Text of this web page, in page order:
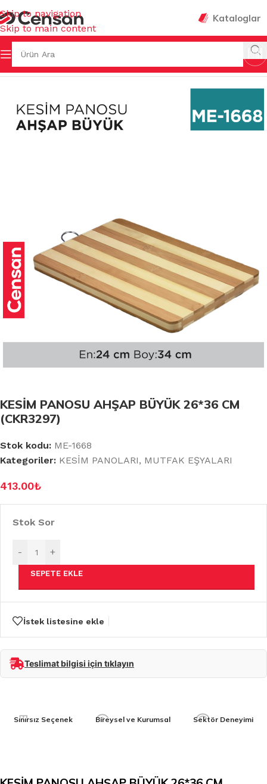
Skip to navigation
Skip to main content
Kataloglar
Ana Sayfa
KESİM PANOSU AHŞAP BÜYÜK 26*36 CM
(CKR3297)
Stok kodu: ME-1668
Kategoriler: KESİM PANOLARI, MUTFAK EŞYALARI
413.00₺
Stok Sor
- +
SEPETE EKLE
İstek listesine ekle
Teslimat bilgisi için tıklayın
Sınırsız Seçenek Bireysel ve Kurumsal Sektör Deneyimi